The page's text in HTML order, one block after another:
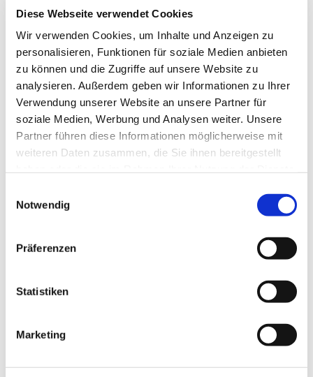
Diese Webseite verwendet Cookies
Wir verwenden Cookies, um Inhalte und Anzeigen zu
personalisieren, Funktionen für soziale Medien anbieten
zu können und die Zugriffe auf unsere Website zu
analysieren. Außerdem geben wir Informationen zu Ihrer
Verwendung unserer Website an unsere Partner für
soziale Medien, Werbung und Analysen weiter. Unsere
Partner führen diese Informationen möglicherweise mit
weiteren Daten zusammen, die Sie ihnen bereitgestellt
Notwendig
Präferenzen
Statistiken
Marketing
Dies könnte Sie auch
interessieren